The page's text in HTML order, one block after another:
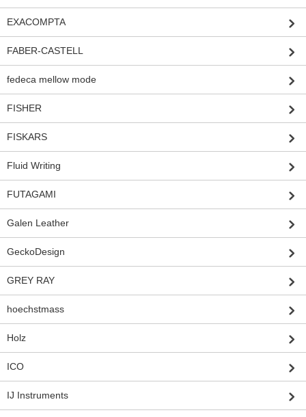
EXACOMPTA
FABER-CASTELL
fedeca mellow mode
FISHER
FISKARS
Fluid Writing
FUTAGAMI
Galen Leather
GeckoDesign
GREY RAY
hoechstmass
Holz
ICO
IJ Instruments